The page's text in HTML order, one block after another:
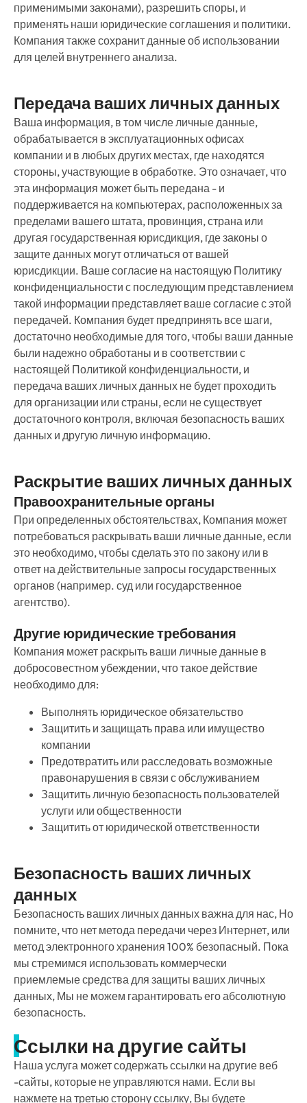
применимыми законами), разрешить споры, и
применять наши юридические соглашения и политики.
Компания также сохранит данные об использовании
для целей внутреннего анализа.
Передача ваших личных данных
Ваша информация, в том числе личные данные,
обрабатывается в эксплуатационных офисах
компании и в любых других местах, где находятся
стороны, участвующие в обработке. Это означает, что
эта информация может быть передана - и
поддерживается на компьютерах, расположенных за
пределами вашего штата, провинция, страна или
другая государственная юрисдикция, где законы о
защите данных могут отличаться от вашей
юрисдикции. Ваше согласие на настоящую Политику
конфиденциальности с последующим представлением
такой информации представляет ваше согласие с этой
передачей. Компания будет предпринять все шаги,
достаточно необходимые для того, чтобы ваши данные
были надежно обработаны и в соответствии с
настоящей Политикой конфиденциальности, и
передача ваших личных данных не будет проходить
для организации или страны, если не существует
достаточного контроля, включая безопасность ваших
данных и другую личную информацию.
Раскрытие ваших личных данных
Правоохранительные органы
При определенных обстоятельствах, Компания может
потребоваться раскрывать ваши личные данные, если
это необходимо, чтобы сделать это по закону или в
ответ на действительные запросы государственных
органов (например. суд или государственное
агентство).
Другие юридические требования
Компания может раскрыть ваши личные данные в
добросовестном убеждении, что такое действие
необходимо для:
Выполнять юридическое обязательство
Защитить и защищать права или имущество
компании
Предотвратить или расследовать возможные
правонарушения в связи с обслуживанием
Защитить личную безопасность пользователей
услуги или общественности
Защитить от юридической ответственности
Безопасность ваших личных
данных
Безопасность ваших личных данных важна для нас, Но
помните, что нет метода передачи через Интернет, или
метод электронного хранения 100% безопасный. Пока
мы стремимся использовать коммерчески
приемлемые средства для защиты ваших личных
данных, Мы не можем гарантировать его абсолютную
безопасность.
Ссылки на другие сайты
Наша услуга может содержать ссылки на другие веб
-сайты, которые не управляются нами. Если вы
нажмете на третью сторону ссылку, Вы будете